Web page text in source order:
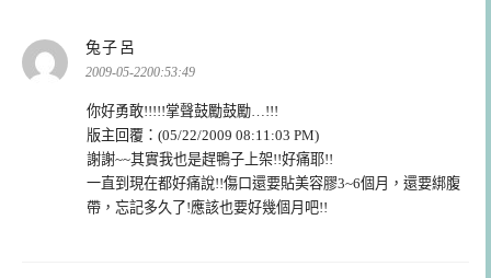
兔子呂
示:
2009-05-2200:53:49
你好勇敢!!!!!掌聲鼓勵鼓勵…!!!
版主回覆：(05/22/2009 08:11:03 PM)
謝謝~~其實我也是趕鴨子上架!!好痛耶!!
一直到現在都好痛說!!傷口還要貼美容膠3~6個月，還要綁腹
帶，忘記多久了!應該也要好幾個月吧!!